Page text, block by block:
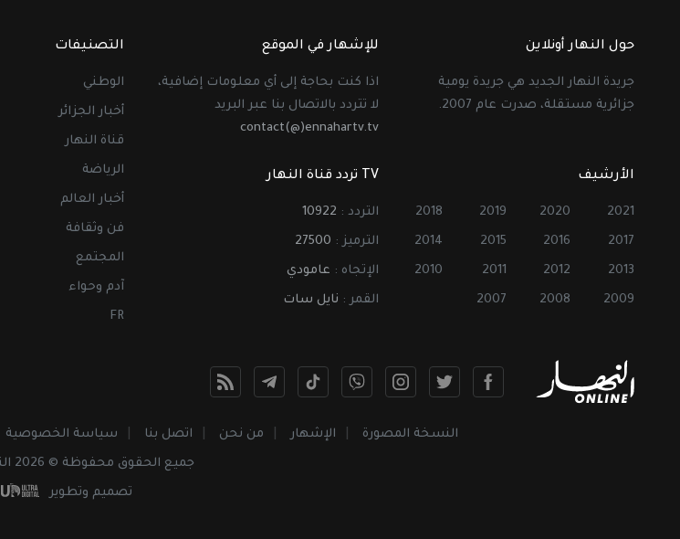
حول النهار أونلاين
جريدة النهار الجديد هي جريدة يومية
جزائرية مستقلة، صدرت عام 2007.
للإشهار في الموقع
اذا كنت بحاجة إلى أي معلومات إضافية،
لا تتردد بالاتصال بنا عبر البريد
contact(@)ennahartv.tv
الأرشيف
2021
2020
2019
2018
2017
2016
2015
2014
2013
2012
2011
2010
2009
2008
2007
TV تردد قناة النهار
التردد : 10922
الترميز : 27500
الإتجاه : عامودي
القمر : نايل سات
التصنيفات
الوطني
أخبار الجزائر
قناة النهار
الرياضة
أخبار العالم
فن وثقافة
المجتمع
آدم وحواء
FR
النسخة المصورة الإشهار من نحن اتصل بنا سياسة الخصوصية
جميع الحقوق محفوظة © 2026 النهار أونلاين
تصميم وتطوير